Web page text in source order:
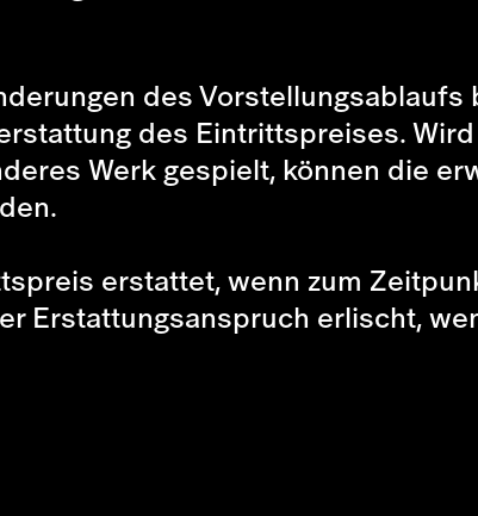
des
des Eintrittspreises.
Werk gespielt, können die
erstattet, wenn zum
Erstattungsanspruch erlischt,